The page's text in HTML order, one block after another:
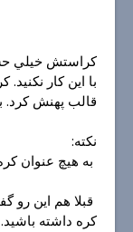
كراستش خيلي
با اين كار
قالب پهنش كرد.
نكته:
به هيچ عنوان
قبلا هم اين رو
كره داشته